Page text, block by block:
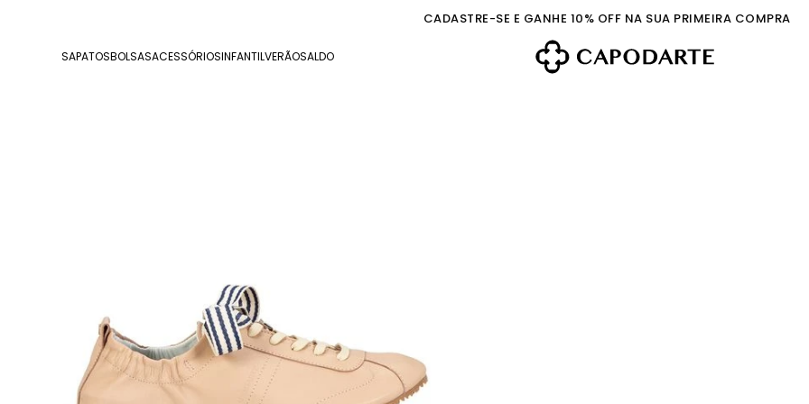
CADASTRE-SE E GANHE 10% OFF NA SUA PRIMEIRA COMPRA
SAPATOSBOLSASACESSÓRIOSINFANTILVERÃOSALDO